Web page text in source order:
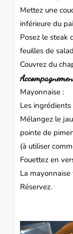
Mettez une
inférieure du
Posez le steak
feuilles de
Couvrez du
Mayonnaise :
Les
Mélangez le
pointe de
(à utiliser
Fouettez en
La mayonnaise
Réservez.